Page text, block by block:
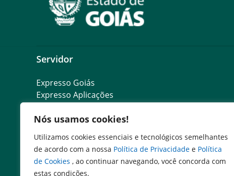
Nós usamos cookies!
Utilizamos cookies essenciais e tecnológicos semelhantes
de acordo com a nossa Política de Privacidade e Política
de Cookies , ao continuar navegando, você concorda com
estas condições.
Servidor
Expresso Goiás
Expresso Aplicações
SEI Governadoria
Escola de Governo
Agenda de Autoridades